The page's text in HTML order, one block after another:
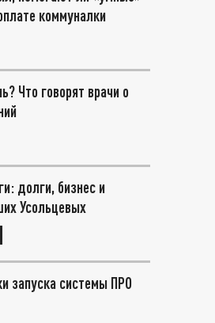
коммуналки
Что говорят врачи о
долги, бизнес и
Усольцевых
запуска системы ПРО